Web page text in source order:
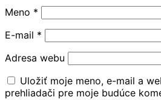
Meno *
E-mail *
Adresa webu
Uložiť moje meno, e-mail a
prehliadači pre moje budúce